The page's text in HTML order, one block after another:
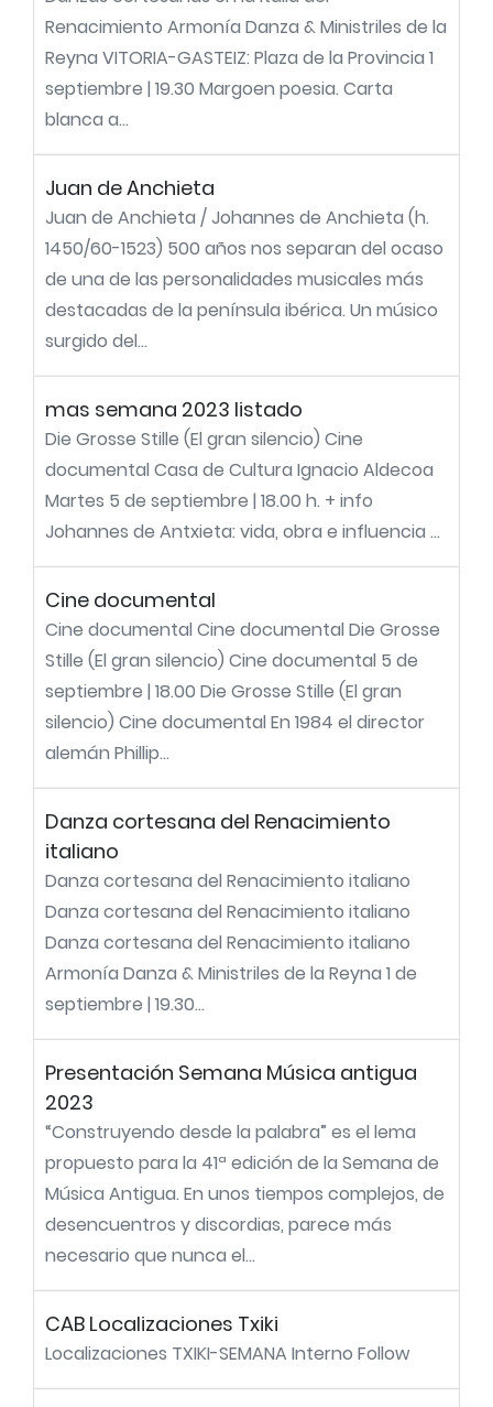
Renacimiento Armonía Danza & Ministriles de la
Reyna VITORIA-GASTEIZ: Plaza de la Provincia 1
septiembre | 19.30 Margoen poesia. Carta
blanca a...
Juan de Anchieta
Juan de Anchieta / Johannes de Anchieta (h.
1450/60-1523) 500 años nos separan del ocaso
de una de las personalidades musicales más
destacadas de la península ibérica. Un músico
surgido del...
mas semana 2023 listado
Die Grosse Stille (El gran silencio) Cine
documental Casa de Cultura Ignacio Aldecoa
Martes 5 de septiembre | 18.00 h. + info
Johannes de Antxieta: vida, obra e influencia ...
Cine documental
Cine documental Cine documental Die Grosse
Stille (El gran silencio) Cine documental 5 de
septiembre | 18.00 Die Grosse Stille (El gran
silencio) Cine documental En 1984 el director
alemán Phillip...
Danza cortesana del Renacimiento
italiano
Danza cortesana del Renacimiento italiano
Danza cortesana del Renacimiento italiano
Danza cortesana del Renacimiento italiano
Armonía Danza & Ministriles de la Reyna 1 de
septiembre | 19.30...
Presentación Semana Música antigua
2023
“Construyendo desde la palabra” es el lema
propuesto para la 41ª edición de la Semana de
Música Antigua. En unos tiempos complejos, de
desencuentros y discordias, parece más
necesario que nunca el...
CAB Localizaciones Txiki
Localizaciones TXIKI-SEMANA Interno Follow